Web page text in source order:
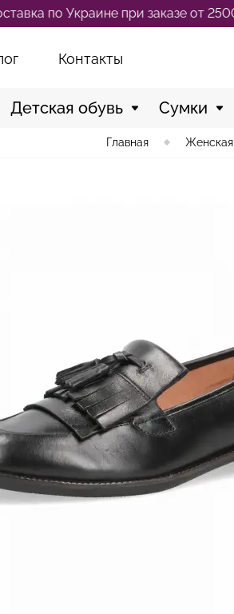
по Украине при заказе от 2500 грн
Контакты
Детская обувь Сумки
Главная Женская